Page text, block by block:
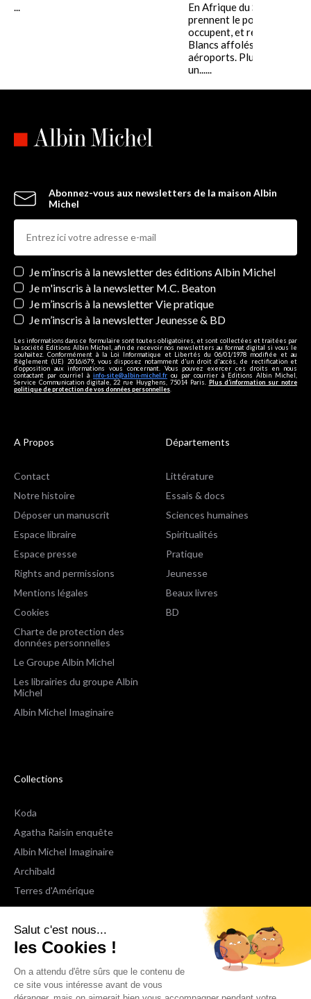
Salut c'est nous...
les Cookies !
On a attendu d'être sûrs que le contenu de
ce site vous intéresse avant de vous
...
En Afrique du Sud, les
prennent le pouvoir. Ils
occupent, et repoussent
Blancs affolés dans les
aéroports. Plutôt que
un......
Abonnez-vous aux newsletters de la maison Albin
Michel
Newsletters
Je m’inscris à la newsletter des éditions Albin Michel
Je m'inscris à la newsletter M.C. Beaton
Je m’inscris à la newsletter Vie pratique
Je m’inscris à la newsletter Jeunesse & BD
Les informations dans ce formulaire sont toutes obligatoires, et sont collectées et traitées par
la société Editions Albin Michel, afin de recevoir nos newsletters au format digital si vous le
souhaitez. Conformément à la Loi Informatique et Libertés du 06/01/1978 modifiée et au
Règlement (UE) 2016/679, vous disposez notamment d'un droit d'accès, de rectification et
d’opposition aux informations vous concernant. Vous pouvez exercer ces droits en nous
contactant par courriel à info-site@albin-michel.fr ou par courrier à Editions Albin Michel,
Service Communication digitale, 22 rue Huyghens, 75014 Paris. Plus d’information sur notre
politique de protection de vos données personnelles.
A Propos
Contact
Notre histoire
Déposer un manuscrit
Espace libraire
Espace presse
Rights and permissions
Mentions légales
Cookies
Charte de protection des
données personnelles
Le Groupe Albin Michel
Les librairies du groupe Albin
Michel
Albin Michel Imaginaire
Départements
Littérature
Essais & docs
Sciences humaines
Spiritualités
Pratique
Jeunesse
Beaux livres
BD
Collections
Koda
Agatha Raisin enquête
Albin Michel Imaginaire
Archibald
Terres d'Amérique
Espaces Libres Poche
NOX
Wiz
Voir toutes les collections